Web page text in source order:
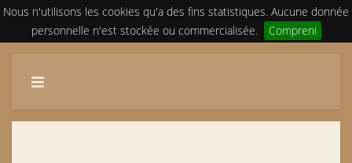
Nous n'utilisons les cookies qu'a des fins statistiques. Aucune donnée
personnelle n'est stockée ou commercialisée.
Compreni